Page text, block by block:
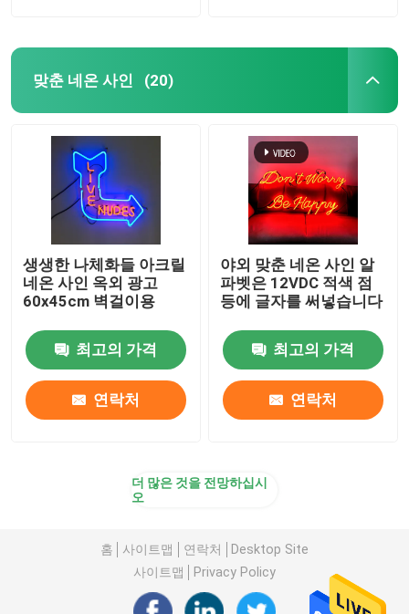
맞춘 네온 사인 (20)
생생한 나체화들 아크릴
네온 사인 옥외 광고
60x45cm 벽걸이용
최고의 가격
연락처
야외 맞춘 네온 사인 알
파벳은 12VDC 적색 점
등에 글자를 써넣습니다
최고의 가격
연락처
더 많은 것을 전망하십시
오
홈 사이트맵 연락처
Desktop Site
사이트맵
Privacy Policy